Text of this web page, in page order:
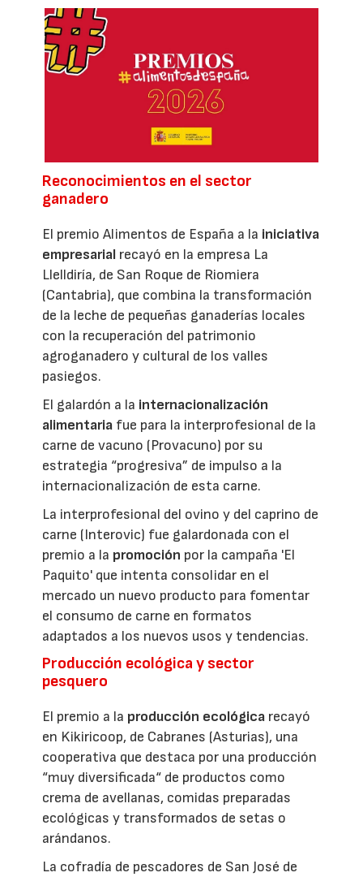
Reconocimientos en el sector
ganadero
El premio Alimentos de España a la iniciativa
empresarial recayó en la empresa La
Llelldiría, de San Roque de Riomiera
(Cantabria), que combina la transformación
de la leche de pequeñas ganaderías locales
con la recuperación del patrimonio
agroganadero y cultural de los valles
pasiegos.
El galardón a la internacionalización
alimentaria fue para la interprofesional de la
carne de vacuno (Provacuno) por su
estrategia “progresiva” de impulso a la
internacionalización de esta carne.
La interprofesional del ovino y del caprino de
carne (Interovic) fue galardonada con el
premio a la promoción por la campaña 'El
Paquito' que intenta consolidar en el
mercado un nuevo producto para fomentar
el consumo de carne en formatos
adaptados a los nuevos usos y tendencias.
Producción ecológica y sector
pesquero
El premio a la producción ecológica recayó
en Kikiricoop, de Cabranes (Asturias), una
cooperativa que destaca por una producción
“muy diversificada“ de productos como
crema de avellanas, comidas preparadas
ecológicas y transformados de setas o
arándanos.
La cofradía de pescadores de San José de